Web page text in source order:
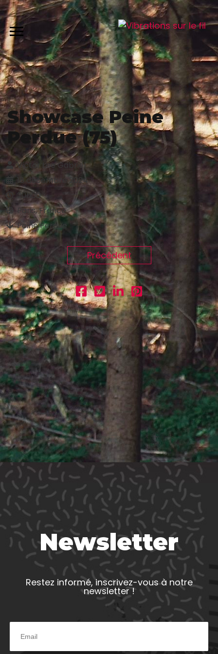
Showcase Peine
Perdue (75)
Victor Lee Gabriel
18 décembre 2024
20h00
Paris, France
Peine Perdue
Précédent
Newsletter
Restez informé, inscrivez-vous à notre
newsletter !